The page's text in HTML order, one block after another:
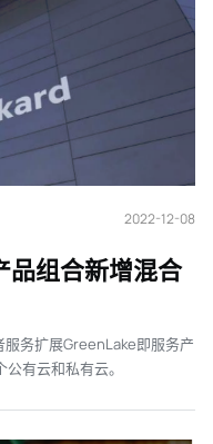
2022-12-08
品组合新增混合
服务扩展GreenLake即服务产
有云和私有云。